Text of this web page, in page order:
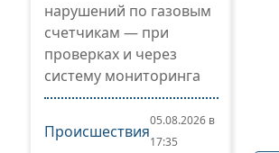
нарушений по газовым
счетчикам — при
проверках и через
систему мониторинга
Происшествия
05.08.2026 в
17:35